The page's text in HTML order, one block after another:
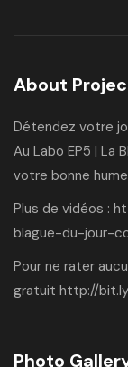
About
Détendez votre
Au Labo EP5 | La
votre bonne
Plus de vidéos :
blague-du-jour-
Pour ne rater
gratuit http://
Photo